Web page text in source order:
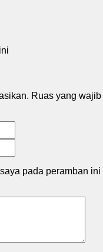
Ruas yang wajib
pada peramban ini